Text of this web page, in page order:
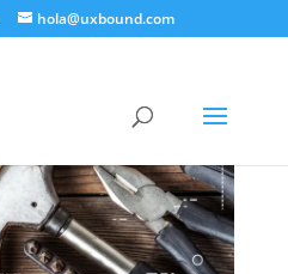
hola@uxbound.com